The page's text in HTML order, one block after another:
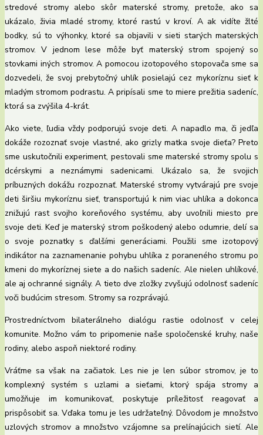
stredové stromy alebo skôr materské stromy, pretože, ako sa
ukázalo, živia mladé stromy, ktoré rastú v kroví. A ak vidíte žlté
bodky, sú to výhonky, ktoré sa objavili v sieti starých materských
stromov. V jednom lese môže byť materský strom spojený so
stovkami iných stromov. A pomocou izotopového stopovača sme sa
dozvedeli, že svoj prebytočný uhlík posielajú cez mykoríznu sieť k
mladým stromom podrastu. A pripísali sme to miere prežitia sadeníc,
ktorá sa zvýšila 4-krát.
Ako viete, ľudia vždy podporujú svoje deti. A napadlo ma, či jedľa
dokáže rozoznať svoje vlastné, ako grizly matka svoje dieťa? Preto
sme uskutočnili experiment, pestovali sme materské stromy spolu s
dcérskymi a neznámymi sadenicami. Ukázalo sa, že svojich
príbuzných dokážu rozpoznať. Materské stromy vytvárajú pre svoje
deti širšiu mykoríznu sieť, transportujú k nim viac uhlíka a dokonca
znižujú rast svojho koreňového systému, aby uvoľnili miesto pre
svoje deti. Keď je materský strom poškodený alebo odumrie, delí sa
o svoje poznatky s ďalšími generáciami. Použili sme izotopový
indikátor na zaznamenanie pohybu uhlíka z poraneného stromu po
kmeni do mykoríznej siete a do našich sadeníc. Ale nielen uhlíkové,
ale aj ochranné signály. A tieto dve zložky zvyšujú odolnosť sadeníc
voči budúcim stresom. Stromy sa rozprávajú.
Prostredníctvom bilaterálneho dialógu rastie odolnosť v celej
komunite. Možno vám to pripomenie naše spoločenské kruhy, naše
rodiny, alebo aspoň niektoré rodiny.
Vráťme sa však na začiatok. Les nie je len súbor stromov, je to
komplexný systém s uzlami a sieťami, ktorý spája stromy a
umožňuje im komunikovať, poskytuje príležitosť reagovať a
prispôsobiť sa. Vďaka tomu je les udržateľný. Dôvodom je množstvo
uzlových stromov a množstvo vzájomne sa prelínajúcich sietí. Ale